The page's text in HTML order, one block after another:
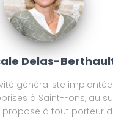
Delas-
généraliste
à Saint-Fons, au
propose à tout porteur